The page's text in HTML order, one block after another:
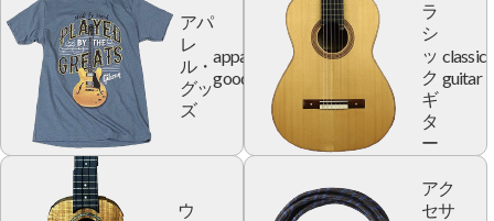
アパ
レ
ル・
グッ
ズ
apparel
goods
ラ
シ
ッ
ク
ギ
タ
ー
classic
guitar
ウ
アク
セサ